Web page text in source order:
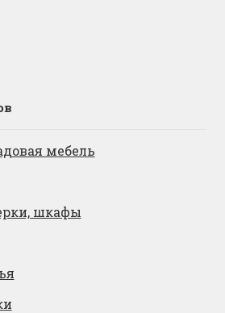
мебель
шкафы